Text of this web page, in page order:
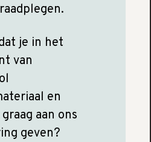
je in het
van
en
aan ons
geven?